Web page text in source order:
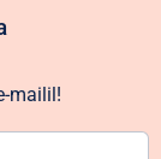
mailil!